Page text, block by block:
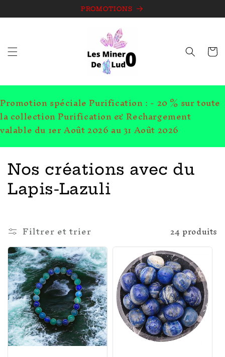
au
PROMOTIONS
Panier
Promotion spéciale Purification : - 20 % sur toute
la collection Purification & Rechargement
valable du 1er Août 2026 au 31 Août 2026
C
o
l
e
c
t
i
o
n
Nos créations avec du
Lapis-Lazuli
Filtrer et trier 24 produits